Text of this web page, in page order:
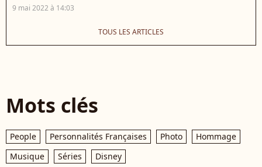
9 mai 2022 à 14:03
TOUS LES ARTICLES
Mots clés
People Personnalités Françaises Photo
Hommage
Musique
Séries Disney